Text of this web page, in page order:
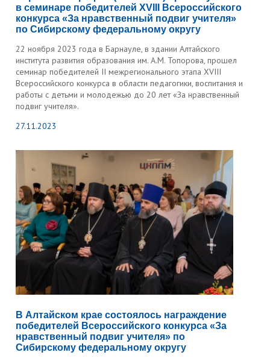
в семинаре победителей XVIII Всероссийского
конкурса «За нравственный подвиг учителя»
по Сибирскому федеральному округу
22 ноября 2023 года в Барнауле, в здании Алтайского
института развития образования им. А.М. Топорова, прошел
семинар победителей II межрегионального этапа XVIII
Всероссийского конкурса в области педагогики, воспитания и
работы с детьми и молодежью до 20 лет «За нравственный
подвиг учителя».
27.11.2023
В Алтайском крае состоялось награждение
победителей Всероссийского конкурса «За
нравственный подвиг учителя» по
Сибирскому федеральному округу